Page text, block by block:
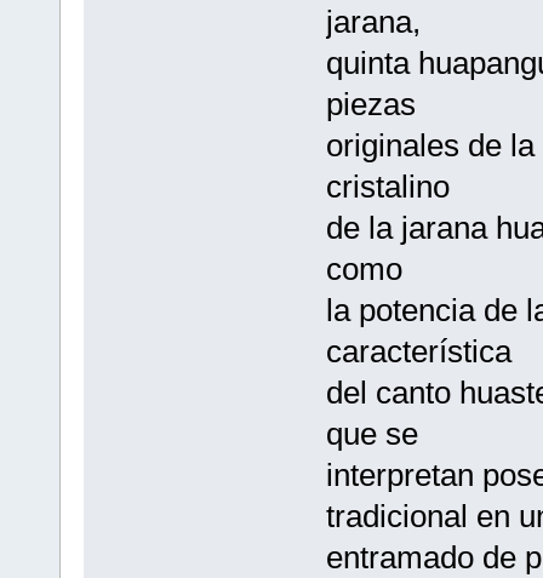
jarana,
quinta
piezas
originales de
cristalino
de la jarana
como
la potencia de
característica
del canto
que se
interpretan
tradicional en
entramado de